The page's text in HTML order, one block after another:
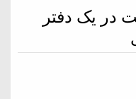
در یک دفتر